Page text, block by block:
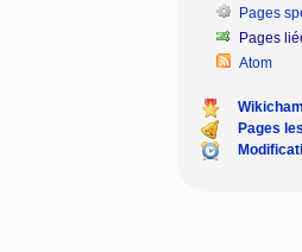
Pages
Pages
Atom
Pages